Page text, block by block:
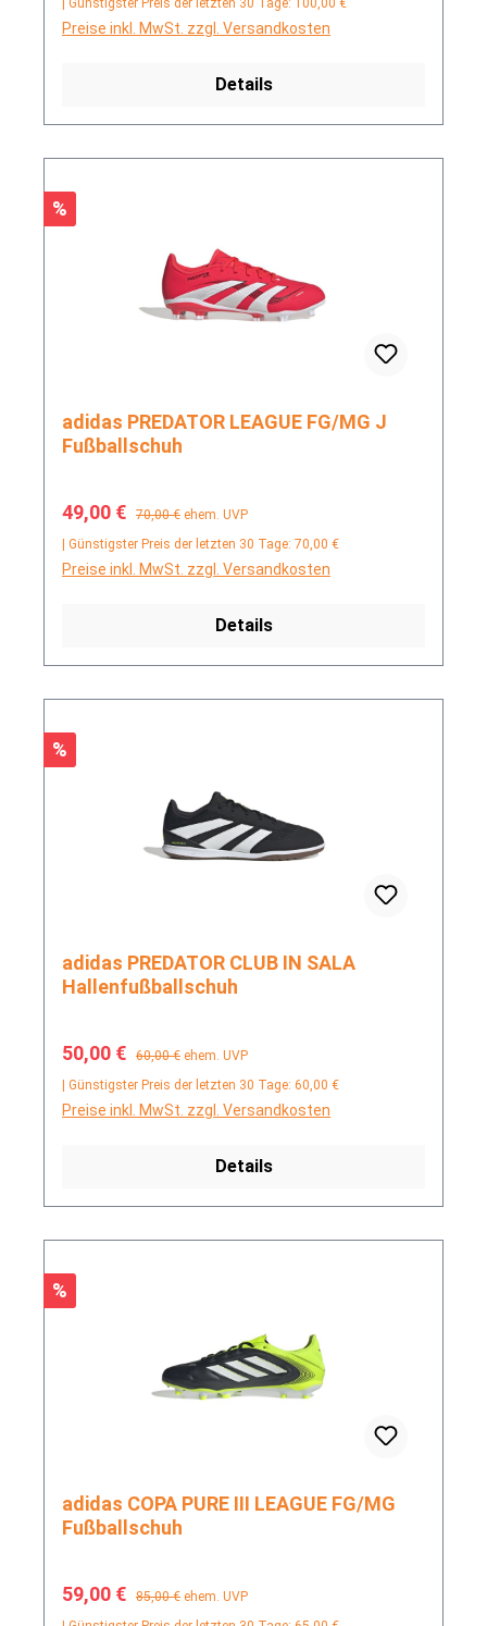
Preise inkl. MwSt. zzgl. Versandkosten
Details
Rabatt
%
adidas PREDATOR LEAGUE FG/MG J
Fußballschuh
Verkaufspreis:
49,00 € Regulärer Preis:
70,00 € ehem. UVP
| Günstigster Preis der letzten 30 Tage: 70,00 €
Preise inkl. MwSt. zzgl. Versandkosten
Details
Rabatt
%
adidas PREDATOR CLUB IN SALA
Hallenfußballschuh
Verkaufspreis:
50,00 € Regulärer Preis:
60,00 € ehem. UVP
| Günstigster Preis der letzten 30 Tage: 60,00 €
Preise inkl. MwSt. zzgl. Versandkosten
Details
Rabatt
%
adidas COPA PURE III LEAGUE FG/MG
Fußballschuh
Verkaufspreis:
59,00 € Regulärer Preis:
85,00 € ehem. UVP